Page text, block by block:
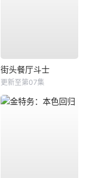
街头餐厅斗士
更新至第07集